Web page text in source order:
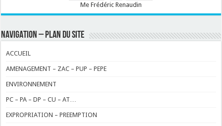
Me Frédéric Renaudin
NAVIGATION – PLAN DU SITE
ACCUEIL
AMENAGEMENT – ZAC – PUP – PEPE
ENVIRONNEMENT
PC – PA – DP – CU – AT…
EXPROPRIATION – PREEMPTION